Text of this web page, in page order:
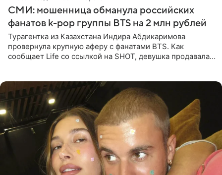
СМИ: мошенница обманула российских
фанатов k-pop группы BTS на 2 млн рублей
Турагентка из Казахстана Индира Абдикаримова
провернула крупную аферу с фанатами BTS. Как
сообщает Life со ссылкой на SHOT, девушка продавала